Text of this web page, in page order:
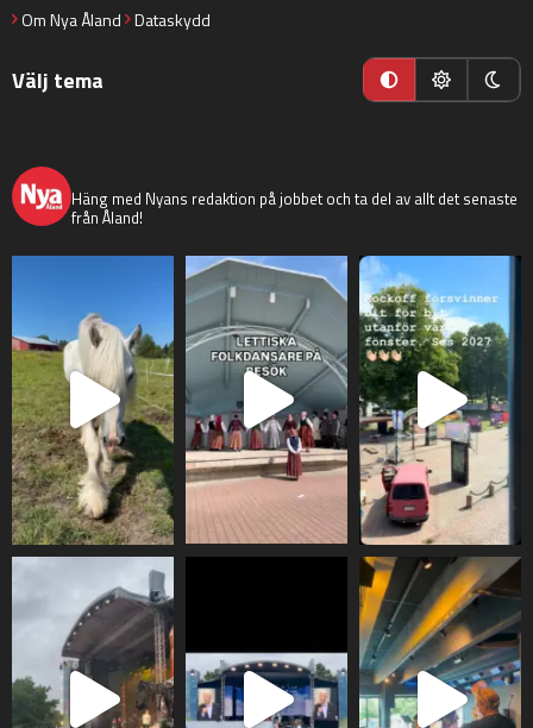
Om Nya Åland Dataskydd
Välj tema
Häng med Nyans redaktion på jobbet och ta del av allt det senaste
från Åland!